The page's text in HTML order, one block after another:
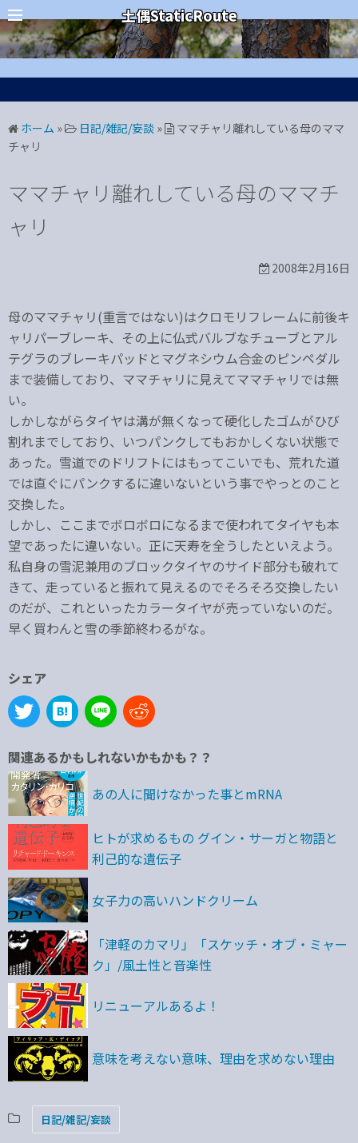
コ
ン
テ
ン
ス
キ
土偶StaticRoute
カテゴリー
ホーム » 日記/雑記/妄談 »
ママチャリ離れしている母のママ
チャリ
ママチャリ離れしている母のママチ
ャリ
2008年2月16日
母のママチャリ(重言ではない)はクロモリフレームに前後キ
ャリパーブレーキ、その上に仏式バルブなチューブとアル
テグラのブレーキパッドとマグネシウム合金のピンペダル
まで装備しており、ママチャリに見えてママチャリでは無
い。
しかしながらタイヤは溝が無くなって硬化したゴムがひび
割れまでしており、いつパンクしてもおかしくない状態で
あった。雪道でのドリフトにはもってこいでも、荒れた道
では直ぐにパンクするに違いないという事でやっとのこと
交換した。
しかし、ここまでボロボロになるまで使われてタイヤも本
望であったに違いない。正に天寿を全うしたといえよう。
私自身の雪泥兼用のブロックタイヤのサイド部分も破れて
きて、走っていると振れて見えるのでそろそろ交換したい
のだが、これといったカラータイヤが売っていないのだ。
早く買わんと雪の季節終わるがな。
シェア
関連あるかもしれないかもかも？？
あの人に聞けなかった事とmRNA
ヒトが求めるもの グイン・サーガと物語と
利己的な遺伝子
女子力の高いハンドクリーム
「津軽のカマリ」「スケッチ・オブ・ミャー
ク」/風土性と音楽性
リニューアルあるよ！
意味を考えない意味、理由を求めない理由
日記/雑記/妄談